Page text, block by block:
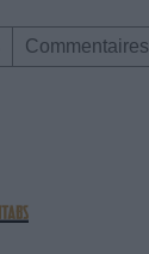
Commentaires